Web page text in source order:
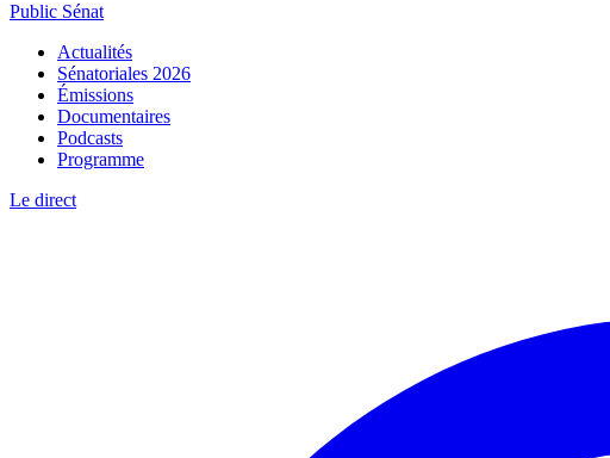
Public Sénat
Actualités
Sénatoriales 2026
Émissions
Documentaires
Podcasts
Programme
Le direct